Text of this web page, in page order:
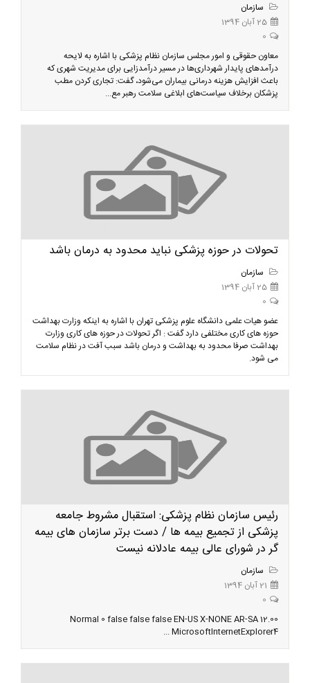
سازمان
25 آبان 1394
0
معاون حقوقی و امور مجلس سازمان نظام پزشکی با اشاره به لایحه
درآمدهای پایدار شهرداری‌ها در مسیر درآمدزایی برای مدیریت شهری که
باعث افزایش هزینه درمانی بیماران می‌شود، گفت: تجاری کردن مطب
پزشکان برخلاف سیاست‌های ابلاغی سلامت رهبر مع...
تحولات در حوزه پزشکی نباید محدود به درمان باشد
سازمان
25 آبان 1394
0
عضو هیات علمی دانشگاه علوم پزشکی تهران با اشاره به اینکه وزارت بهداشت
حوزه های کاری مختلفی دارد گفت : اگر تحولات در حوزه های کاری وزارت
بهداشت صرفا محدود به بهداشت و درمان باشد سبب آفت در نظام سلامت
می شود.
رئیس سازمان نظام پزشکی: استقبال مشروط جامعه
پزشکی از تجمیع بیمه ها / دست برتر سازمان های بیمه
گر در شورای عالی بیمه عادلانه نیست
سازمان
21 آبان 1394
0
12.00 Normal 0 false false false EN-US X-NONE AR-SA
MicrosoftInternetExplorer4 ...